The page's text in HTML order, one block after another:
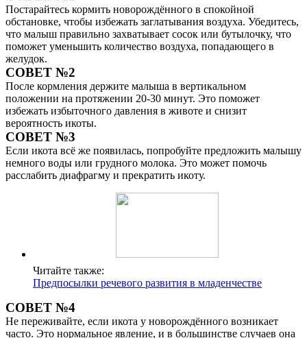
Постарайтесь кормить новорождённого в спокойной
обстановке, чтобы избежать заглатывания воздуха. Убедитесь,
что малыш правильно захватывает сосок или бутылочку, что
поможет уменьшить количество воздуха, попадающего в
желудок.
СОВЕТ №2
После кормления держите малыша в вертикальном
положении на протяжении 20-30 минут. Это поможет
избежать избыточного давления в животе и снизит
вероятность икоты.
СОВЕТ №3
Если икота всё же появилась, попробуйте предложить малышу
немного воды или грудного молока. Это может помочь
расслабить диафрагму и прекратить икоту.
Читайте также:
Предпосылки речевого развития в младенчестве
СОВЕТ №4
Не переживайте, если икота у новорождённого возникает
часто. Это нормальное явление, и в большинстве случаев она